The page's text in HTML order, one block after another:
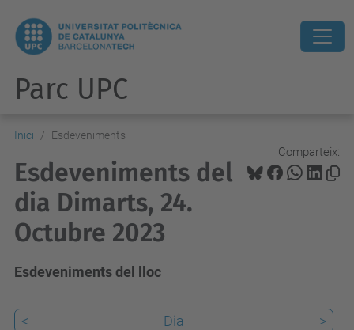
Parc UPC
Inici Esdeveniments
Comparteix:
Esdeveniments del
dia Dimarts, 24.
Octubre 2023
Esdeveniments del lloc
< Dia
>